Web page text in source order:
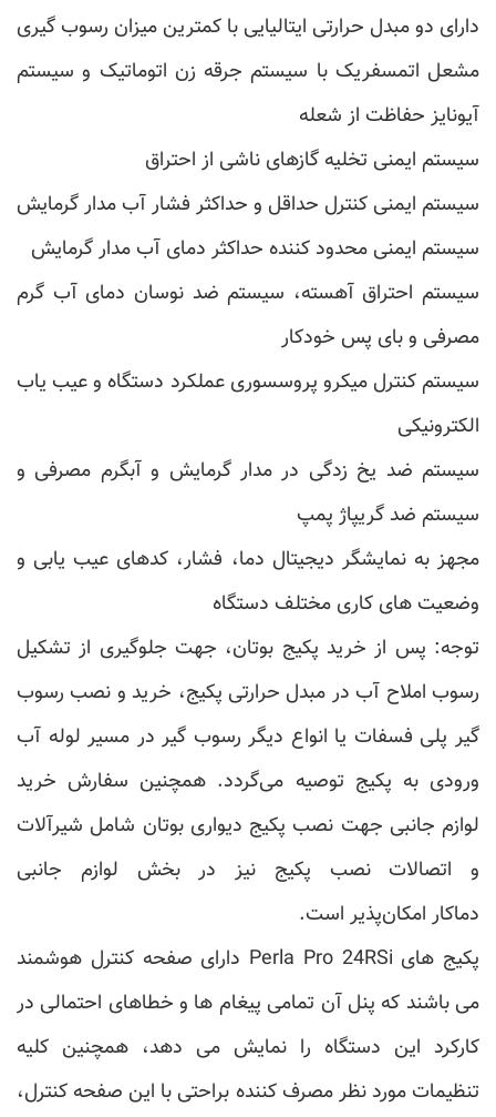
دارای دو مبدل حرارتی ایتالیایی با کمترین میزان رسوب گیری
مشعل اتمسفریک با سیستم جرقه زن اتوماتیک و سیستم
آیونایز حفاظت از شعله
سیستم ایمنی تخلیه گازهای ناشی از احتراق
سیستم ایمنی کنترل حداقل و حداکثر فشار آب مدار گرمایش
سیستم ایمنی محدود کننده حداکثر دمای آب مدار گرمایش
سیستم احتراق آهسته، سیستم ضد نوسان دمای آب گرم
مصرفی و بای پس خودکار
سیستم کنترل میکرو پروسسوری عملکرد دستگاه و عیب یاب
الکترونیکی
سیستم ضد یخ زدگی در مدار گرمایش و آبگرم مصرفی و
سیستم ضد گریپاژ پمپ
مجهز به نمایشگر دیجیتال دما، فشار، کدهای عیب یابی و
وضعیت های کاری مختلف دستگاه
توجه: پس از خرید پکیج بوتان، جهت جلوگیری از تشکیل
رسوب املاح آب در مبدل حرارتی پکیج، خرید و نصب رسوب
گیر پلی فسفات یا انواع دیگر رسوب گیر در مسیر لوله آب
ورودی به پکیج توصیه می‌گردد. همچنین سفارش خرید
لوازم جانبی جهت نصب پکیج دیواری بوتان شامل شیرآلات
و اتصالات نصب پکیج نیز در بخش لوازم جانبی
دماکار امکان‌پذیر است.
پکیج های Perla Pro 24RSi دارای صفحه کنترل هوشمند
می باشند که پنل آن تمامی پیغام ها و خطاهای احتمالی در
کارکرد این دستگاه را نمایش می دهد، همچنین کلیه
تنظیمات مورد نظر مصرف کننده براحتی با این صفحه کنترل،